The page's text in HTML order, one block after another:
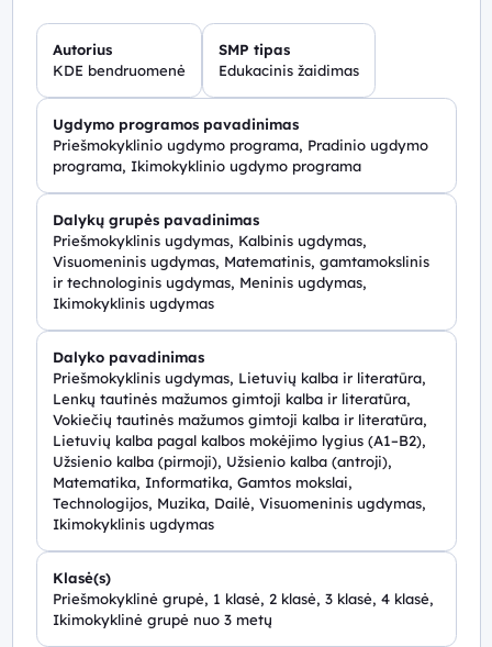
Autorius
KDE bendruomenė
SMP tipas
Edukacinis žaidimas
Ugdymo programos pavadinimas
Priešmokyklinio ugdymo programa, Pradinio ugdymo
programa, Ikimokyklinio ugdymo programa
Dalykų grupės pavadinimas
Priešmokyklinis ugdymas, Kalbinis ugdymas,
Visuomeninis ugdymas, Matematinis, gamtamokslinis
ir technologinis ugdymas, Meninis ugdymas,
Ikimokyklinis ugdymas
Dalyko pavadinimas
Priešmokyklinis ugdymas, Lietuvių kalba ir literatūra,
Lenkų tautinės mažumos gimtoji kalba ir literatūra,
Vokiečių tautinės mažumos gimtoji kalba ir literatūra,
Lietuvių kalba pagal kalbos mokėjimo lygius (A1–B2),
Užsienio kalba (pirmoji), Užsienio kalba (antroji),
Matematika, Informatika, Gamtos mokslai,
Technologijos, Muzika, Dailė, Visuomeninis ugdymas,
Ikimokyklinis ugdymas
Klasė(s)
Priešmokyklinė grupė, 1 klasė, 2 klasė, 3 klasė, 4 klasė,
Ikimokyklinė grupė nuo 3 metų